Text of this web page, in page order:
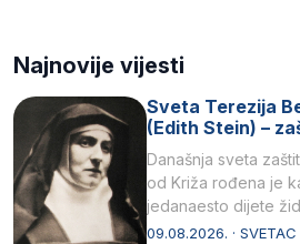
Najnovije vijesti
Sveta Terezija
(Edith Stein) –
Današnja sveta
od Križa rođena je
jedanaesto dijete
listopada 1891, u
09.08.2026. · SVETAC